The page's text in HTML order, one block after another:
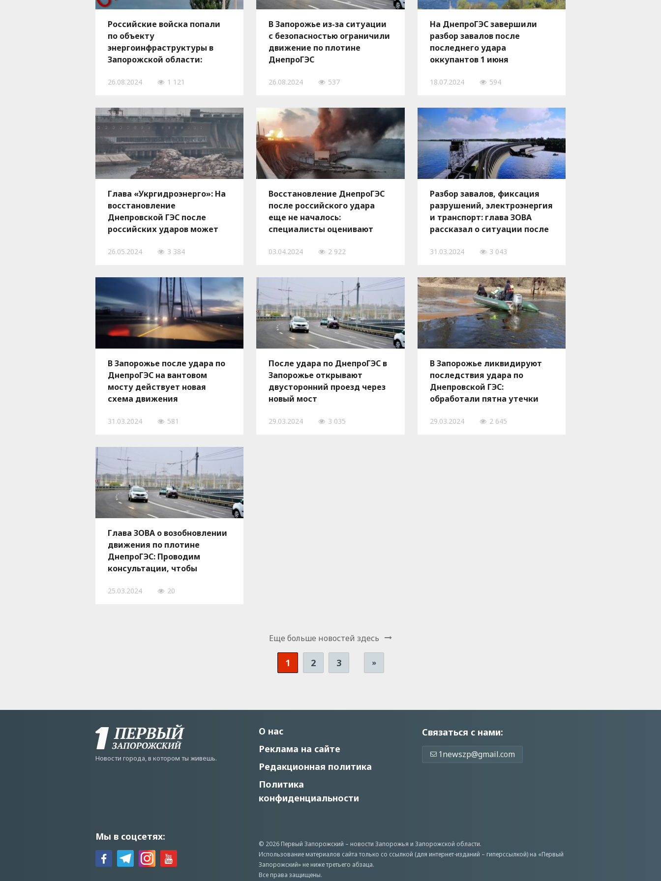
Российские войска попали
по объекту
энергоинфраструктуры в
Запорожской области:
26.08.2024 1 121
В Запорожье из-за ситуации
с безопасностью ограничили
движение по плотине
ДнепроГЭС
26.08.2024 537
На ДнепроГЭС завершили
разбор завалов после
последнего удара
оккупантов 1 июня
18.07.2024 594
Глава «Укргидроэнерго»: На
восстановление
Днепровской ГЭС после
российских ударов может
26.05.2024 3 384
Восстановление ДнепроГЭС
после российского удара
еще не началось:
специалисты оценивают
03.04.2024 2 922
Разбор завалов, фиксация
разрушений, электроэнергия
и транспорт: глава ЗОВА
рассказал о ситуации после
31.03.2024 3 043
В Запорожье после удара по
ДнепроГЭС на вантовом
мосту действует новая
схема движения
31.03.2024 581
После удара по ДнепроГЭС в
Запорожье открывают
двусторонний проезд через
новый мост
29.03.2024 3 035
В Запорожье ликвидируют
последствия удара по
Днепровской ГЭС:
обработали пятна утечки
29.03.2024 2 645
Глава ЗОВА о возобновлении
движения по плотине
ДнепроГЭС: Проводим
консультации, чтобы
через мосты
25.03.2024 20
Еще больше новостей здесь
1 2 3 »
Новости города, в котором ты живешь.
О нас
Реклама на сайте
Редакционная политика
Политика
конфиденциальности
Связаться с нами:
1newszp@gmail.com
Мы в соцсетях:
© 2026 Первый Запорожский – новости Запорожья и Запорожской области.
Использование материалов сайта только со ссылкой (для интернет-изданий – гиперссылкой) на «Первый
Запорожский» не ниже третьего абзаца.
Все права защищены.